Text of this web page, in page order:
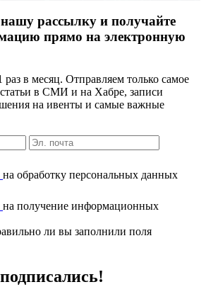
рассылку и получайте
прямо на электронную
раз в месяц. Отправляем только самое
в СМИ и на Хабре, записи
на ивенты и самые важные
на обработку персональных данных
на получение информационных
ли вы заполнили поля